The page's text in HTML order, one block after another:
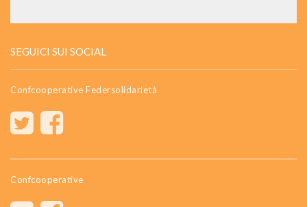
SEGUICI SUI SOCIAL
Confcooperative Federsolidarietà
Confcooperative